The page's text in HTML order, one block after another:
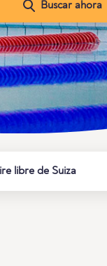
Buscar ahora
libre de Suiza